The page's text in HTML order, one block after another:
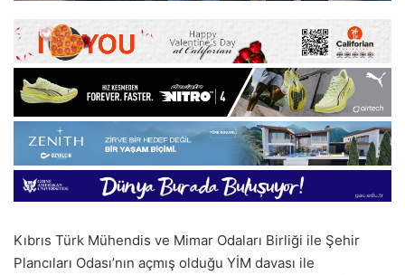
Kıbrıs Türk Mühendis ve Mimar Odaları Birliği ile Şehir
Plancıları Odası’nın açmış olduğu YİM davası ile